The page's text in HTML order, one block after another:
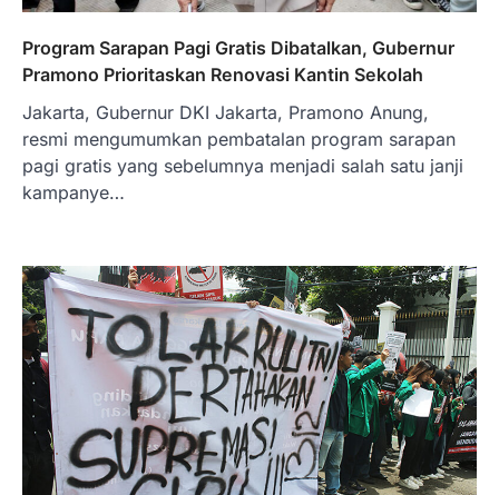
Program Sarapan Pagi Gratis Dibatalkan, Gubernur
Pramono Prioritaskan Renovasi Kantin Sekolah
Jakarta, Gubernur DKI Jakarta, Pramono Anung,
resmi mengumumkan pembatalan program sarapan
pagi gratis yang sebelumnya menjadi salah satu janji
kampanye…